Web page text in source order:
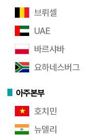
브뤼셀
UAE
바르샤바
요하네스버그
아주본부
호치민
뉴델리